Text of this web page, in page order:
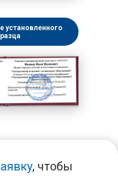
установленного
, чтобы